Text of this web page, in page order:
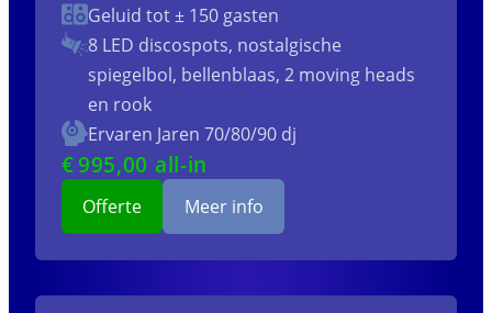
Geluid tot ± 150 gasten
8 LED discospots, nostalgische
spiegelbol, bellenblaas, 2 moving heads
en rook
Ervaren Jaren 70/80/90 dj
€995,00 all-in
Offerte Meer info